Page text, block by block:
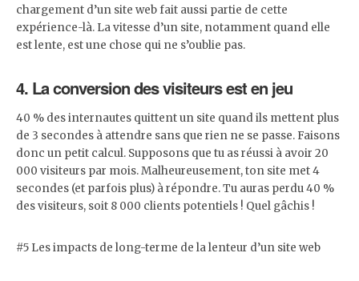
chargement d’un site web fait aussi partie de cette
expérience-là. La vitesse d’un site, notamment quand elle
est lente, est une chose qui ne s’oublie pas.
4. La conversion des visiteurs est en jeu
40 % des internautes quittent un site quand ils mettent plus
de 3 secondes à attendre sans que rien ne se passe. Faisons
donc un petit calcul. Supposons que tu as réussi à avoir 20
000 visiteurs par mois. Malheureusement, ton site met 4
secondes (et parfois plus) à répondre. Tu auras perdu 40 %
des visiteurs, soit 8 000 clients potentiels ! Quel gâchis !
#5 Les impacts de long-terme de la lenteur d’un site web